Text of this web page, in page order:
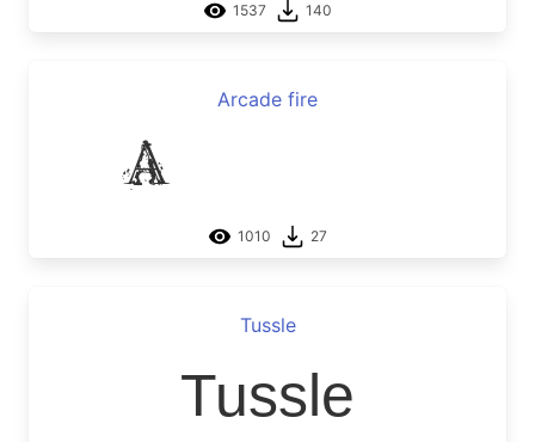
1537 140
Arcade fire
Arcade fire
1010 27
Tussle
Tussle